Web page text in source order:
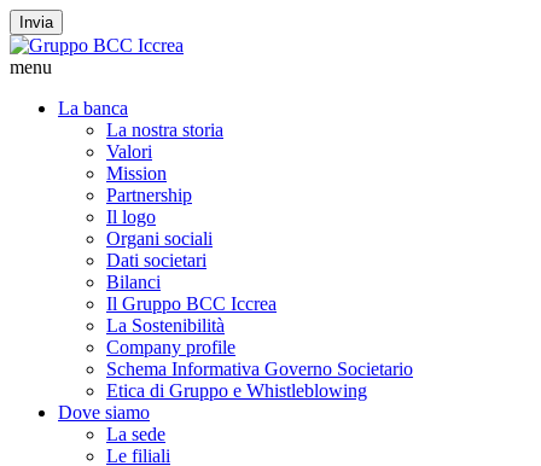
Invia
menu
La banca
La nostra storia
Valori
Mission
Partnership
Il logo
Organi sociali
Dati societari
Bilanci
Il Gruppo BCC Iccrea
La Sostenibilità
Company profile
Schema Informativa Governo Societario
Etica di Gruppo e Whistleblowing
Dove siamo
La sede
Le filiali